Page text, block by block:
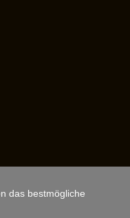
.
das bestmögliche